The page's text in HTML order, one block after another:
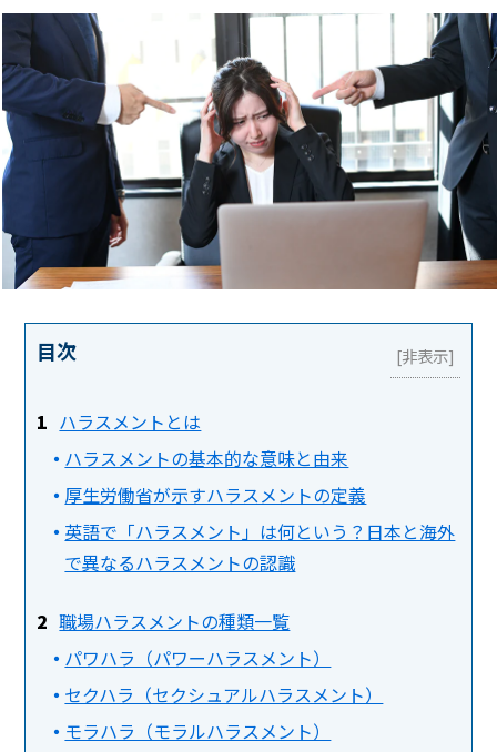
目次
ハラスメントとは
ハラスメントの基本的な意味と由来
厚生労働省が示すハラスメントの定義
英語で「ハラスメント」は何という？日本と海外
で異なるハラスメントの認識
職場ハラスメントの種類一覧
パワハラ（パワーハラスメント）
セクハラ（セクシュアルハラスメント）
モラハラ（モラルハラスメント）